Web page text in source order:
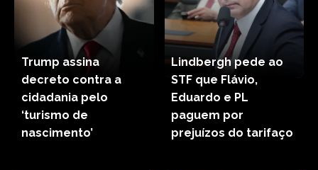
Trump assina
decreto contra a
cidadania pelo
‘turismo de
nascimento’
Lindbergh pede ao
STF que Flávio,
Eduardo e PL
paguem por
prejuízos do tarifaço